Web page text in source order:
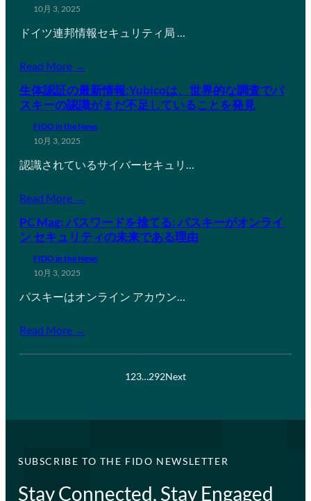
10月 3, 2025
ドイツ連邦情報セキュリティ局 …
Read More →
生体認証の最新情報:Yubicoは、世界的な調査でパ
スキーの認識がまだ不足していることを発見
FIDO in the News
10月 3, 2025
認識されているサイバーセキュリ…
Read More →
PC Mag: パスワードを捨てる: パスキーがオンライ
ン セキュリティの未来である理由
FIDO in the News
10月 3, 2025
パスキーはオンライン アカウン…
Read More →
123…292Next
SUBSCRIBE TO THE FIDO NEWSLETTER
Stay Connected, Stay Engaged